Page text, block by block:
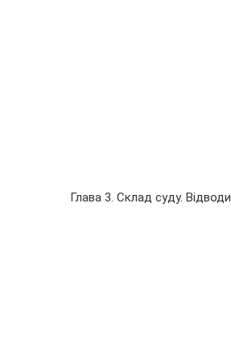
Глава 3. Склад суду. Відводи